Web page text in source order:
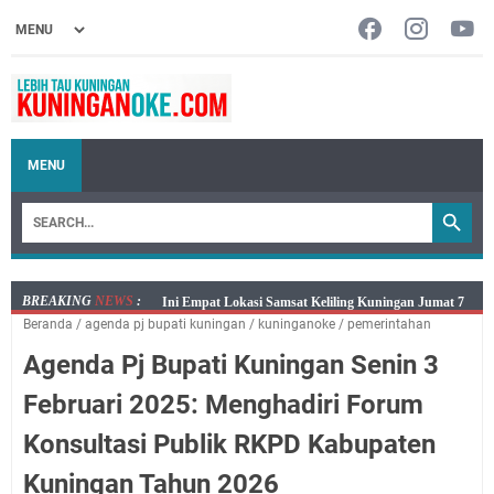
MENU
BREAKING NEWS :
Jumat 7 Agustus 2026 Mobil SIM Keliling Ada di
Kecamatan Sindangagung
Embun Pagi Jumat 8 Agustus 2026: Jika Keberkahan
Kelaparan Meskipun Memiliki Sekarung Penuh Uang
Salat Lima Waktu itu Bukan Cuma Kewajiban, Tapi
Beranda / agenda pj bupati kuningan / kuninganoke / pemerintahan
Agenda Pj Bupati Kuningan Senin 3
Februari 2025: Menghadiri Forum
Konsultasi Publik RKPD Kabupaten
Kuningan Tahun 2026